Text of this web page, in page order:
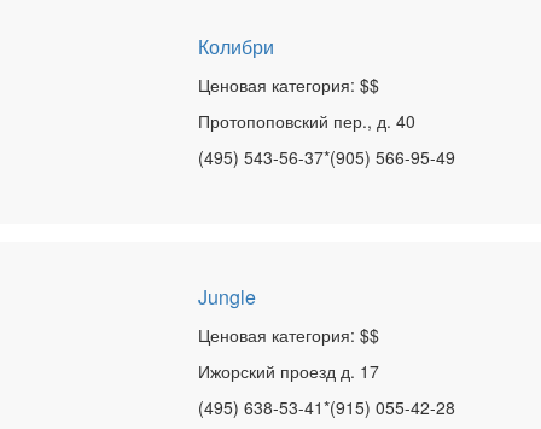
Колибри
Ценовая категория: $$
Протопоповский пер., д. 40
(495) 543-56-37*(905) 566-95-49
Jungle
Ценовая категория: $$
Ижорский проезд д. 17
(495) 638-53-41*(915) 055-42-28